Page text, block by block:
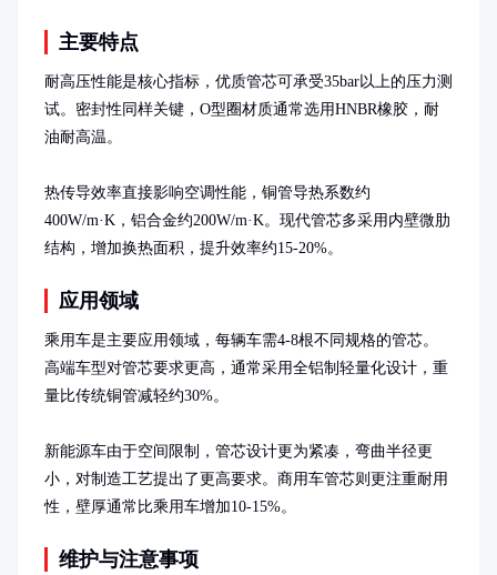
主要特点
耐高压性能是核心指标，优质管芯可承受35bar以上的压力测
试。密封性同样关键，O型圈材质通常选用HNBR橡胶，耐
油耐高温。
热传导效率直接影响空调性能，铜管导热系数约
400W/m·K，铝合金约200W/m·K。现代管芯多采用内壁微肋
结构，增加换热面积，提升效率约15-20%。
应用领域
乘用车是主要应用领域，每辆车需4-8根不同规格的管芯。
高端车型对管芯要求更高，通常采用全铝制轻量化设计，重
量比传统铜管减轻约30%。
新能源车由于空间限制，管芯设计更为紧凑，弯曲半径更
小，对制造工艺提出了更高要求。商用车管芯则更注重耐用
性，壁厚通常比乘用车增加10-15%。
维护与注意事项